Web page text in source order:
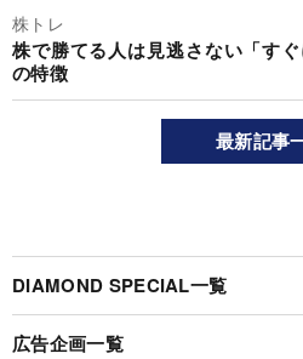
株トレ
株で勝てる人は見逃さない「す
の特徴
最新記事
DIAMOND SPECIAL一覧
広告企画一覧